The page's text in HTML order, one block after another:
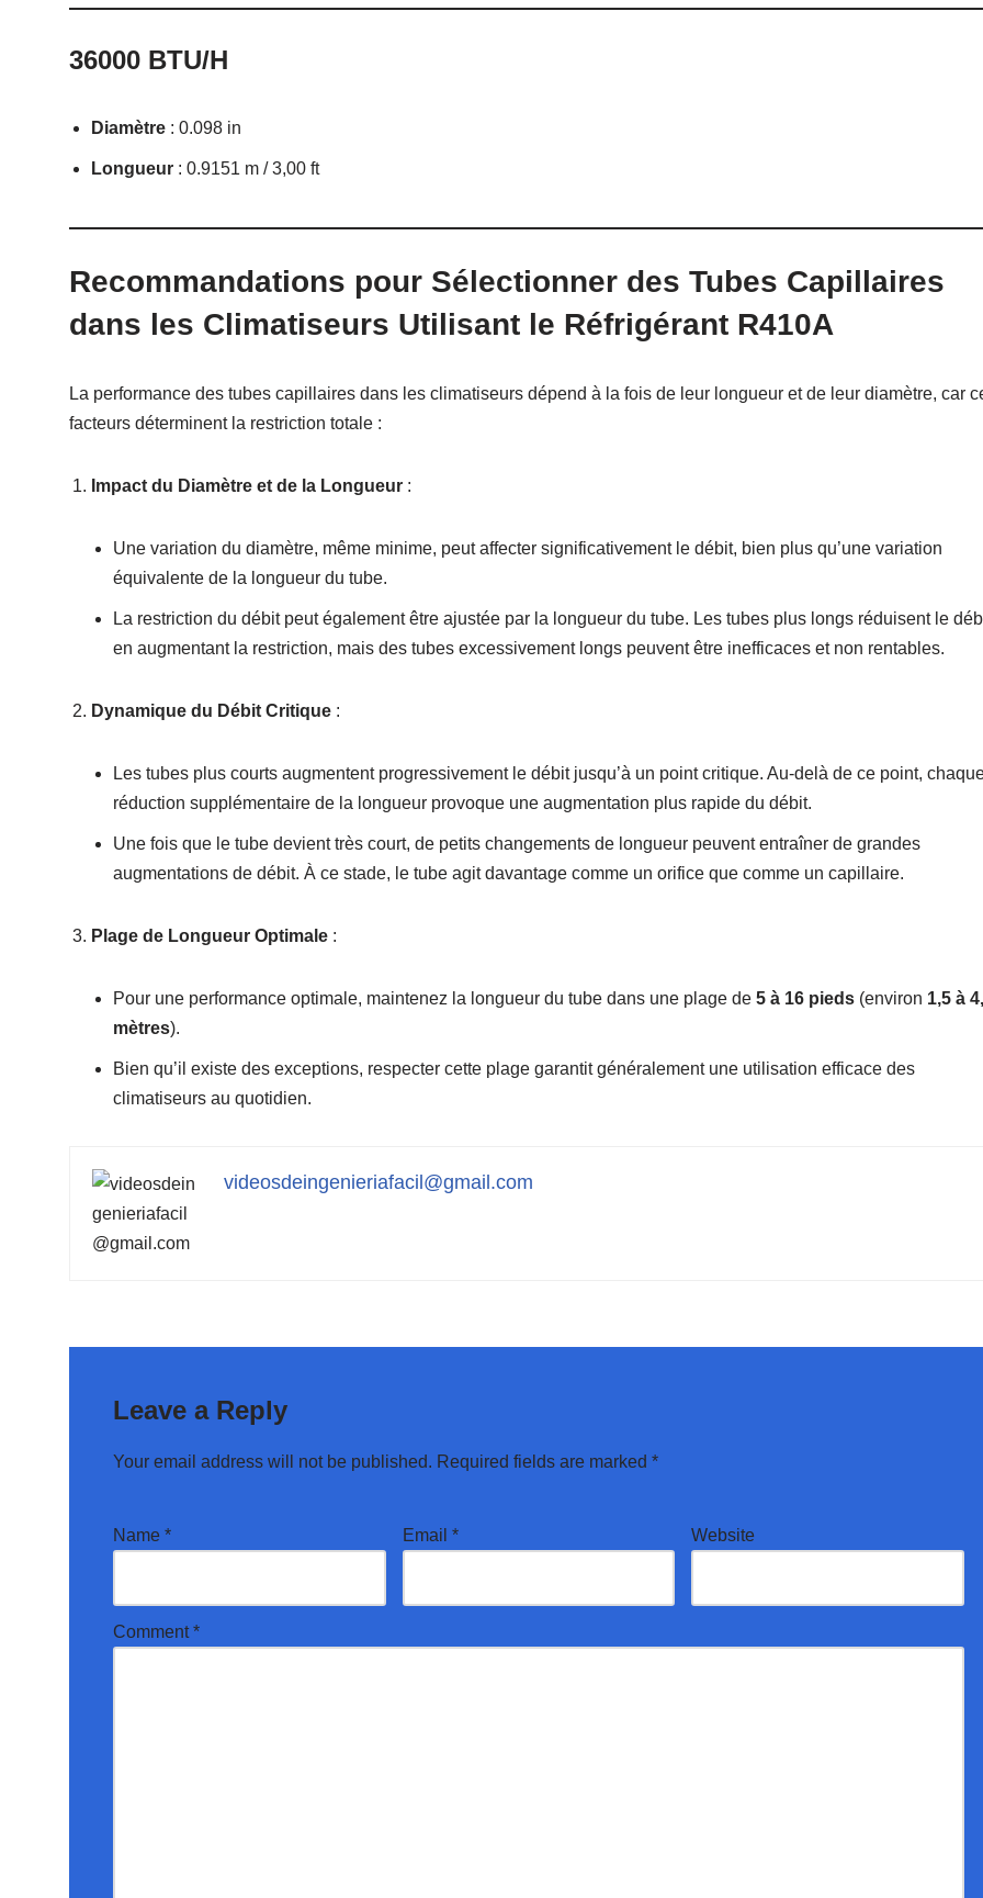
36000 BTU/H
Diamètre : 0.098 in
Longueur : 0.9151 m / 3,00 ft
Recommandations pour Sélectionner des Tubes Capillaires
dans les Climatiseurs Utilisant le Réfrigérant R410A
La performance des tubes capillaires dans les climatiseurs dépend à la fois de leur longueur et de leur diamètre, car
facteurs déterminent la restriction totale :
Impact du Diamètre et de la Longueur :
Une variation du diamètre, même minime, peut affecter significativement le débit, bien plus qu’une variation
équivalente de la longueur du tube.
La restriction du débit peut également être ajustée par la longueur du tube. Les tubes plus longs réduisent le
en augmentant la restriction, mais des tubes excessivement longs peuvent être inefficaces et non rentables.
Dynamique du Débit Critique :
Les tubes plus courts augmentent progressivement le débit jusqu’à un point critique. Au-delà de ce point,
réduction supplémentaire de la longueur provoque une augmentation plus rapide du débit.
Une fois que le tube devient très court, de petits changements de longueur peuvent entraîner de grandes
augmentations de débit. À ce stade, le tube agit davantage comme un orifice que comme un capillaire.
Plage de Longueur Optimale :
Pour une performance optimale, maintenez la longueur du tube dans une plage de 5 à 16 pieds (environ 1,5 à
mètres).
Bien qu’il existe des exceptions, respecter cette plage garantit généralement une utilisation efficace des
climatiseurs au quotidien.
videosdeingenieriafacil@gmail.com
Leave a Reply
Your email address will not be published. Required fields are marked *
Name * Email * Website
Comment*